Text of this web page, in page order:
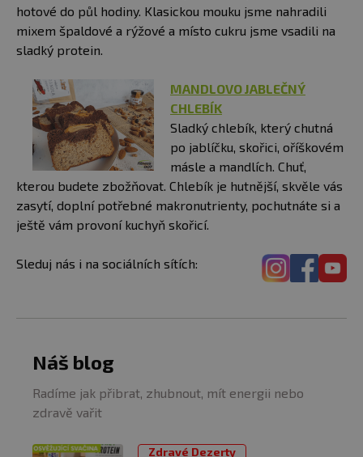
hotové do půl hodiny. Klasickou mouku jsme nahradili
mixem špaldové a rýžové a místo cukru jsme vsadili na
sladký protein.
MANDLOVO JABLEČNÝ
CHLEBÍK
Sladký chlebík, který chutná
po jablíčku, skořici, oříškovém
másle a mandlích. Chuť,
kterou budete zbožňovat. Chlebík je hutnější, skvěle vás
zasytí, doplní potřebné makronutrienty, pochutnáte si a
ještě vám provoní kuchyň skořicí.
Sleduj nás i na sociálních sítích:
Náš blog
Radíme jak přibrat, zhubnout, mít energii nebo
zdravě vařit
Zdravé Dezerty